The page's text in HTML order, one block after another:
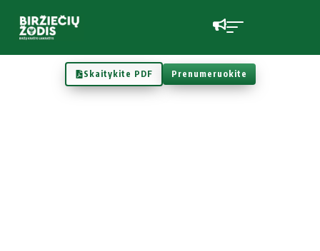
Skaitykite PDF Prenumeruokite